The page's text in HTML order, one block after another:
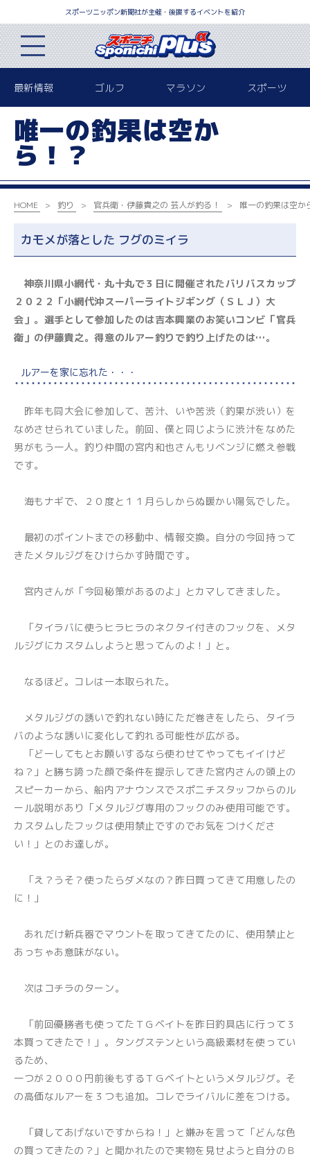
スポーツニッポン新聞社が主催・後援するイベントを紹介
最新情報 ゴルフ マラソン スポーツ
唯一の釣果は空か
ら！？
HOME 釣り 官兵衛・伊藤貴之の 芸人が釣る！ 唯一の釣果は空か
カモメが落とした フグのミイラ
神奈川県小網代・丸十丸で３日に開催されたバリバスカップ
２０２２「小網代沖スーパーライトジギング（ＳＬＪ）大
会」。選手として参加したのは吉本興業のお笑いコンビ「官兵
衛」の伊藤貴之。得意のルアー釣りで釣り上げたのは…。
ルアーを家に忘れた・・・
昨年も同大会に参加して、苦汁、いや苦渋（釣果が渋い）を
なめさせられていました。前回、僕と同じように渋汁をなめた
男がもう一人。釣り仲間の宮内和也さんもリベンジに燃え参戦
です。
海もナギで、２０度と１１月らしからぬ暖かい陽気でした。
最初のポイントまでの移動中、情報交換。自分の今回持って
きたメタルジグをひけらかす時間です。
宮内さんが「今回秘策があるのよ」とカマしてきました。
「タイラバに使うヒラヒラのネクタイ付きのフックを、メタ
ルジグにカスタムしようと思ってんのよ！」と。
なるほど。コレは一本取られた。
メタルジグの誘いで釣れない時にただ巻きをしたら、タイラ
バのような誘いに変化して釣れる可能性が広がる。
「どーしてもとお願いするなら使わせてやってもイイけど
ね？」と勝ち誇った顔で条件を提示してきた宮内さんの頭上の
スピーカーから、船内アナウンスでスポニチスタッフからのル
ール説明があり「メタルジグ専用のフックのみ使用可能です。
カスタムしたフックは使用禁止ですのでお気をつけくださ
い！」とのお達しが。
「え？うそ？使ったらダメなの？昨日買ってきて用意したの
に！」
あれだけ新兵器でマウントを取ってきてたのに、使用禁止と
あっちゃあ意味がない。
次はコチラのターン。
「前回優勝者も使ってたＴＧベイトを昨日釣具店に行って３
本買ってきたで！」。タングステンという高級素材を使ってい
るため、
一つが２０００円前後もするＴＧベイトというメタルジグ。そ
の高価なルアーを３つも追加。コレでライバルに差をつける。
「貸してあげないですからね！」と嫌みを言って「どんな色
の買ってきたの？」と聞かれたので実物を見せようと自分のＢ